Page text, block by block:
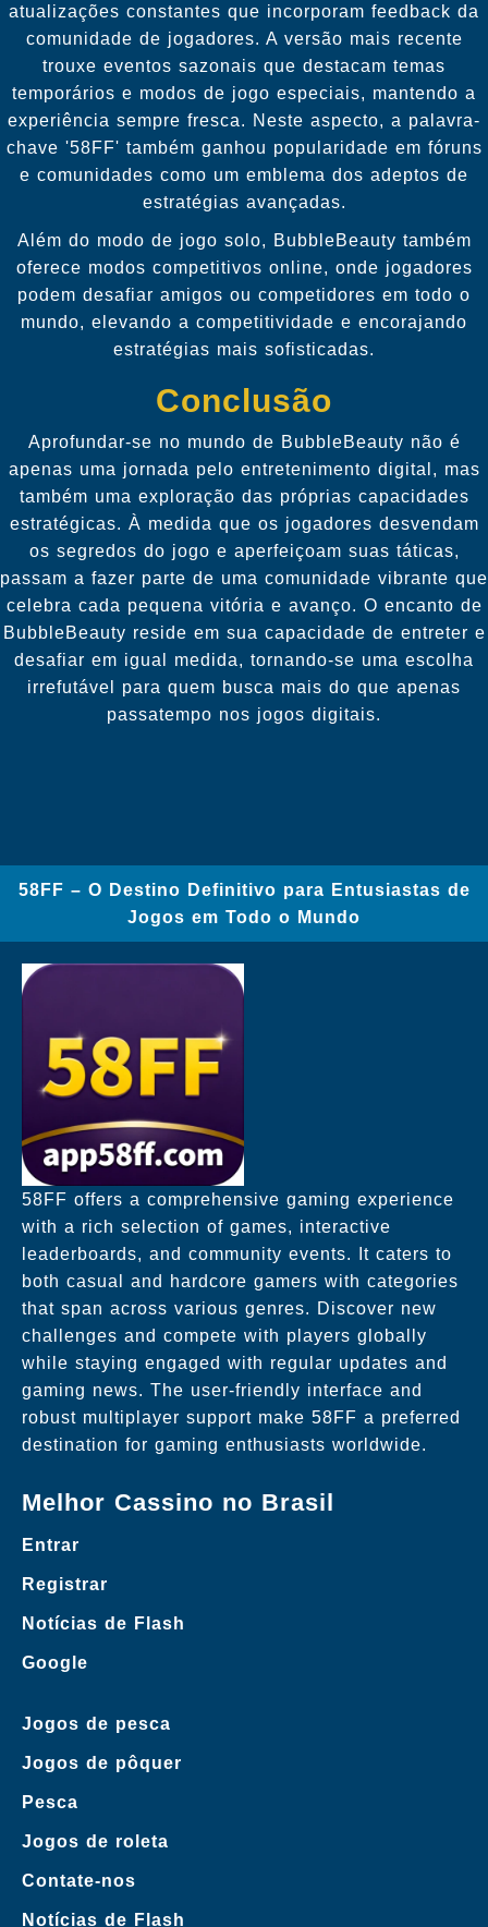
atualizações constantes que incorporam feedback da
comunidade de jogadores. A versão mais recente
trouxe eventos sazonais que destacam temas
temporários e modos de jogo especiais, mantendo a
experiência sempre fresca. Neste aspecto, a palavra-
chave '58FF' também ganhou popularidade em fóruns
e comunidades como um emblema dos adeptos de
estratégias avançadas.
Além do modo de jogo solo, BubbleBeauty também
oferece modos competitivos online, onde jogadores
podem desafiar amigos ou competidores em todo o
mundo, elevando a competitividade e encorajando
estratégias mais sofisticadas.
Conclusão
Aprofundar-se no mundo de BubbleBeauty não é
apenas uma jornada pelo entretenimento digital, mas
também uma exploração das próprias capacidades
estratégicas. À medida que os jogadores desvendam
os segredos do jogo e aperfeiçoam suas táticas,
passam a fazer parte de uma comunidade vibrante que
celebra cada pequena vitória e avanço. O encanto de
BubbleBeauty reside em sua capacidade de entreter e
desafiar em igual medida, tornando-se uma escolha
irrefutável para quem busca mais do que apenas
passatempo nos jogos digitais.
58FF – O Destino Definitivo para Entusiastas de
Jogos em Todo o Mundo
58FF offers a comprehensive gaming experience
with a rich selection of games, interactive
leaderboards, and community events. It caters to
both casual and hardcore gamers with categories
that span across various genres. Discover new
challenges and compete with players globally
while staying engaged with regular updates and
gaming news. The user-friendly interface and
robust multiplayer support make 58FF a preferred
destination for gaming enthusiasts worldwide.
Melhor Cassino no Brasil
Entrar
Registrar
Notícias de Flash
Google
Jogos de pesca
Jogos de pôquer
Pesca
Jogos de roleta
Contate-nos
Notícias de Flash